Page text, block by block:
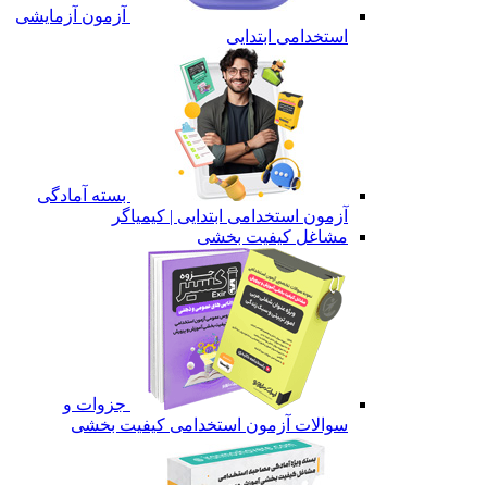
آزمون آزمایشی
استخدامی ابتدایی
بسته آمادگی
آزمون استخدامی ابتدایی | کیمیاگر
مشاغل کیفیت بخشی
جزوات و
سوالات آزمون استخدامی کیفیت بخشی